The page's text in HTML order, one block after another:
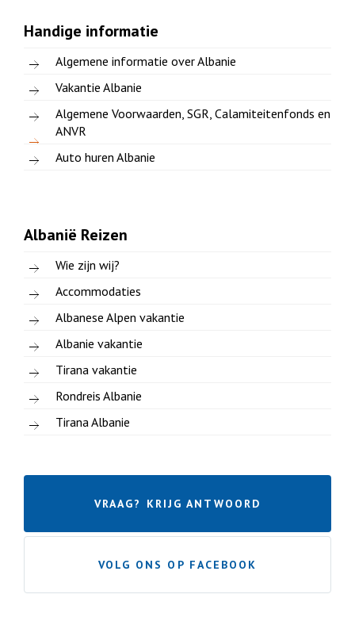
Handige informatie
Algemene informatie over Albanie
Vakantie Albanie
Algemene Voorwaarden, SGR, Calamiteitenfonds en
ANVR
Auto huren Albanie
Albanië Reizen
Wie zijn wij?
Accommodaties
Albanese Alpen vakantie
Albanie vakantie
Tirana vakantie
Rondreis Albanie
Tirana Albanie
VRAAG? KRIJG ANTWOORD
VOLG ONS OP FACEBOOK